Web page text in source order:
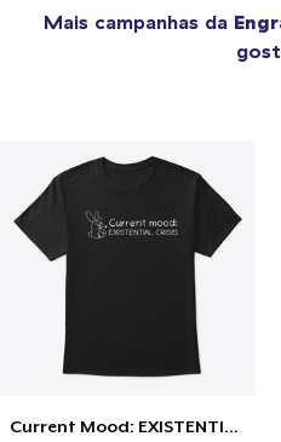
Mais campanhas da
Current Mood: EXISTENTIAL CRISIS